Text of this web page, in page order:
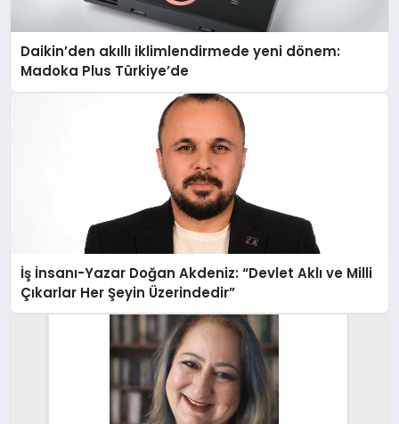
Daikin’den akıllı iklimlendirmede yeni dönem:
Madoka Plus Türkiye’de
İş İnsanı-Yazar Doğan Akdeniz: “Devlet Aklı ve Milli
Çıkarlar Her Şeyin Üzerindedir”